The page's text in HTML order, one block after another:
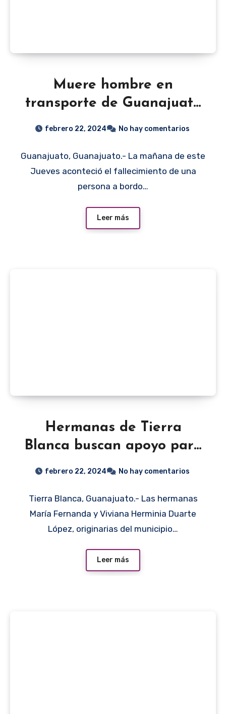
Muere hombre en
transporte de Guanajuato
capital en el bulevar
febrero 22, 2024 No hay comentarios
Guanajuato, Guanajuato.- La mañana de este
Jueves aconteció el fallecimiento de una
persona a bordo…
Leer más
Hermanas de Tierra
Blanca buscan apoyo para
competir en el ‘Nacional
febrero 22, 2024 No hay comentarios
Tierra Blanca, Guanajuato.- Las hermanas
María Fernanda y Viviana Herminia Duarte
López, originarias del municipio…
Leer más